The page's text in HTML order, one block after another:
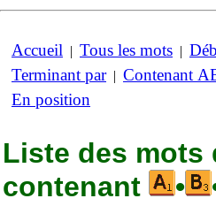
Accueil | Tous les mots |
Terminant par| Contenant
En position
Liste des mots
contenant
•